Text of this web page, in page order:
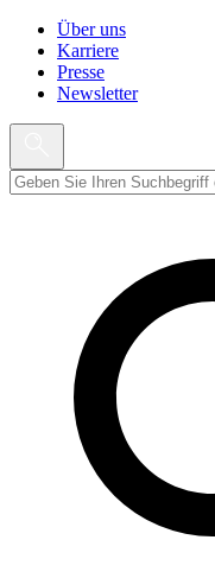
Über uns
Karriere
Presse
Newsletter